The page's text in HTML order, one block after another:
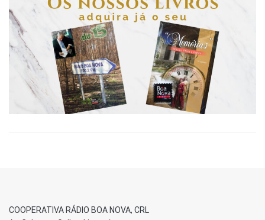
COOPERATIVA RÁDIO BOA NOVA, CRL